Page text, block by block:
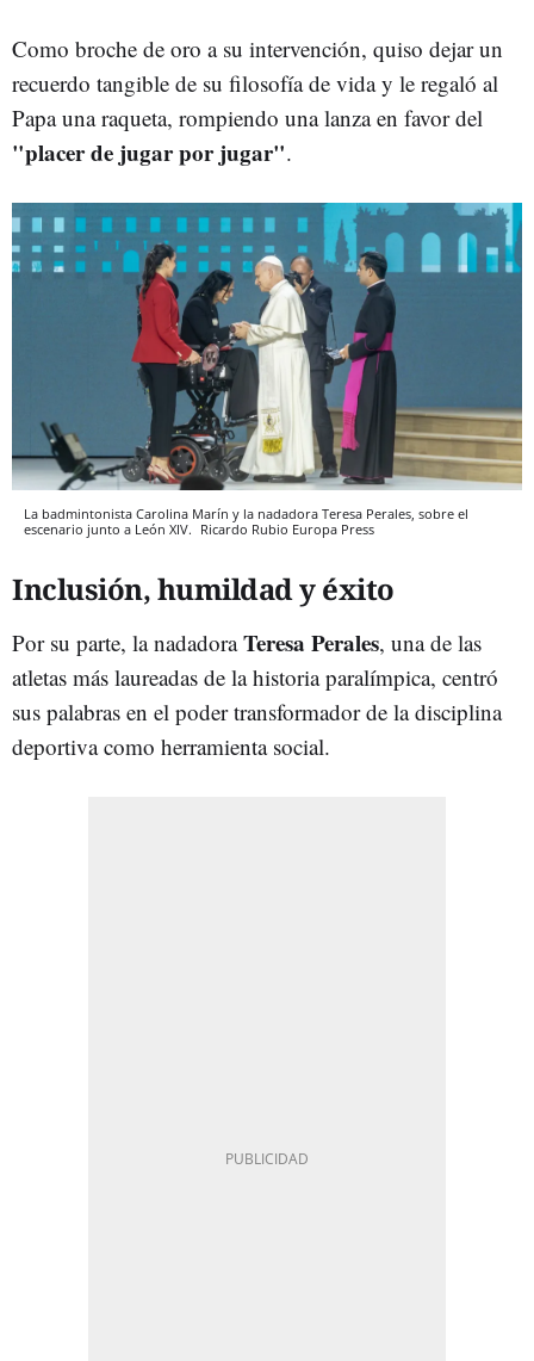
Como broche de oro a su intervención, quiso dejar un
recuerdo tangible de su filosofía de vida y le regaló al
Papa una raqueta, rompiendo una lanza en favor del
"placer de jugar por jugar".
La badmintonista Carolina Marín y la nadadora Teresa Perales, sobre el
escenario junto a León XIV. Ricardo Rubio Europa Press
Inclusión, humildad y éxito
Por su parte, la nadadoraTeresa Perales, una de las
atletas más laureadas de la historia paralímpica, centró
sus palabras en el poder transformador de la disciplina
deportiva como herramienta social.